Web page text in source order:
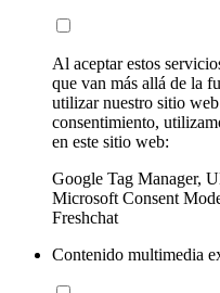
Al aceptar estos
que van más allá de la
utilizar nuestro sitio
consentimiento,
en este sitio web:
Google Tag Manager,
Microsoft Consent
Freshchat
Contenido multimedia